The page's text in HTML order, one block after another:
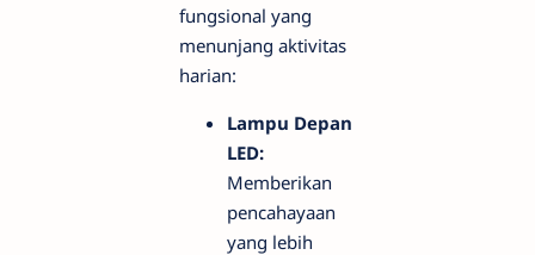
fungsional yang
menunjang aktivitas
harian:
Lampu Depan
LED:
Memberikan
pencahayaan
yang lebih